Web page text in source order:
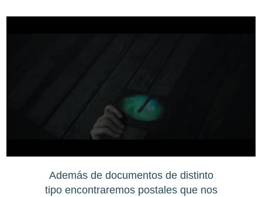
Además de documentos de distinto
tipo encontraremos postales que nos